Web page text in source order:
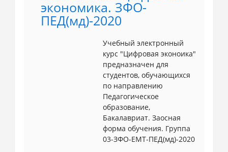
экономика. ЗФО-
ПЕД(мд)-2020
Учебный электронный
курс "Цифровая эконоика"
предназначен для
студентов, обучающихся
по направлению
Педагогическое
образование,
Бакалавриат. Заосная
форма обучения. Группа
03-ЗФО-ЕМТ-ПЕД(мд)-2020